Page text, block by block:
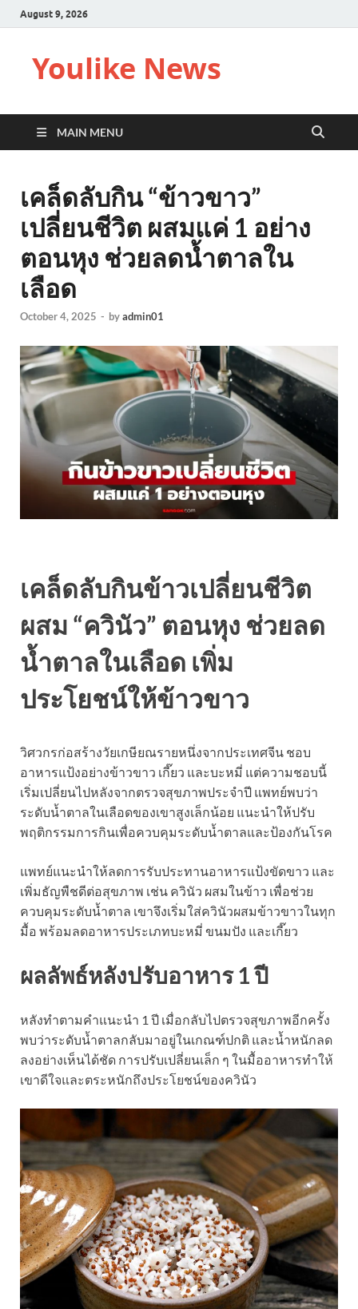
August 9, 2026
Youlike News
MAIN MENU
เคล็ดลับกิน “ข้าวขาว”
เปลี่ยนชีวิต ผสมแค่ 1 อย่าง
ตอนหุง ช่วยลดน้ำตาลใน
เลือด
October 4, 2025 - byadmin01
เคล็ดลับกินข้าวเปลี่ยนชีวิต
ผสม “ควินัว” ตอนหุง ช่วยลด
น้ำตาลในเลือด เพิ่ม
ประโยชน์ให้ข้าวขาว
วิศวกรก่อสร้างวัยเกษียณรายหนึ่งจากประเทศจีน ชอบ
อาหารแป้งอย่างข้าวขาว เกี๊ยว และบะหมี่ แต่ความชอบนี้
เริ่มเปลี่ยนไปหลังจากตรวจสุขภาพประจำปี แพทย์พบว่า
ระดับน้ำตาลในเลือดของเขาสูงเล็กน้อย แนะนำให้ปรับ
พฤติกรรมการกินเพื่อควบคุมระดับน้ำตาลและป้องกันโรค
แพทย์แนะนำให้ลดการรับประทานอาหารแป้งขัดขาว และ
เพิ่มธัญพืชดีต่อสุขภาพ เช่น ควินัว ผสมในข้าว เพื่อช่วย
ควบคุมระดับน้ำตาล เขาจึงเริ่มใส่ควินัวผสมข้าวขาวในทุก
มื้อ พร้อมลดอาหารประเภทบะหมี่ ขนมปัง และเกี๊ยว
ผลลัพธ์หลังปรับอาหาร 1 ปี
หลังทำตามคำแนะนำ 1 ปี เมื่อกลับไปตรวจสุขภาพอีกครั้ง
พบว่าระดับน้ำตาลกลับมาอยู่ในเกณฑ์ปกติ และน้ำหนักลด
ลงอย่างเห็นได้ชัด การปรับเปลี่ยนเล็ก ๆ ในมื้ออาหารทำให้
เขาดีใจและตระหนักถึงประโยชน์ของควินัว